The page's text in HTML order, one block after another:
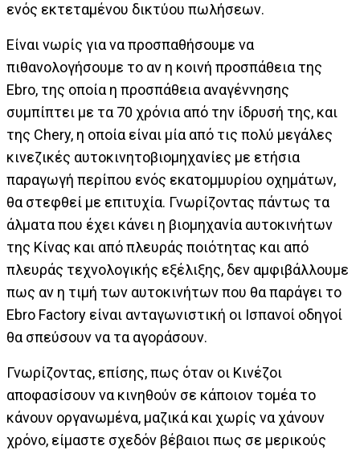
ενός εκτεταμένου δικτύου πωλήσεων.
Είναι νωρίς για να προσπαθήσουμε να
πιθανολογήσουμε το αν η κοινή προσπάθεια της
Ebro, της οποία η προσπάθεια αναγέννησης
συμπίπτει με τα 70 χρόνια από την ίδρυσή της, και
της Chery, η οποία είναι μία από τις πολύ μεγάλες
κινεζικές αυτοκινητοβιομηχανίες με ετήσια
παραγωγή περίπου ενός εκατομμυρίου οχημάτων,
θα στεφθεί με επιτυχία. Γνωρίζοντας πάντως τα
άλματα που έχει κάνει η βιομηχανία αυτοκινήτων
της Κίνας και από πλευράς ποιότητας και από
πλευράς τεχνολογικής εξέλιξης, δεν αμφιβάλλουμε
πως αν η τιμή των αυτοκινήτων που θα παράγει το
Ebro Factory είναι ανταγωνιστική οι Ισπανοί οδηγοί
θα σπεύσουν να τα αγοράσουν.
Γνωρίζοντας, επίσης, πως όταν οι Κινέζοι
αποφασίσουν να κινηθούν σε κάποιον τομέα το
κάνουν οργανωμένα, μαζικά και χωρίς να χάνουν
χρόνο, είμαστε σχεδόν βέβαιοι πως σε μερικούς